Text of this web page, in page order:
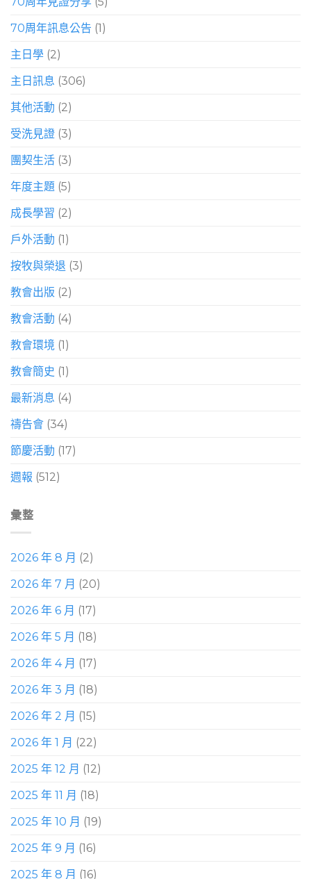
70周年訊息公告 (1)
主日學 (2)
主日訊息 (306)
其他活動 (2)
受洗見證 (3)
團契生活 (3)
年度主題 (5)
成長學習 (2)
戶外活動 (1)
按牧與榮退 (3)
教會出版 (2)
教會活動 (4)
教會環境 (1)
教會簡史 (1)
最新消息 (4)
禱告會 (34)
節慶活動 (17)
週報 (512)
彙整
2026 年 8 月 (2)
2026 年 7 月 (20)
2026 年 6 月 (17)
2026 年 5 月 (18)
2026 年 4 月 (17)
2026 年 3 月 (18)
2026 年 2 月 (15)
2026 年 1 月 (22)
2025 年 12 月 (12)
2025 年 11 月 (18)
2025 年 10 月 (19)
2025 年 9 月 (16)
2025 年 8 月 (16)